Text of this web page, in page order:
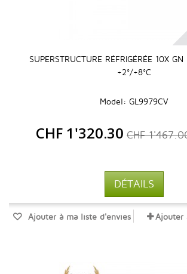
SUPERSTRUCTURE RÉFRIGÉRÉE 10X
+2°/+8°C
Model: GL9979CV
CHF 1'320.30 CHF
DÉTAILS
Ajouter à ma liste d'envies Ajouter